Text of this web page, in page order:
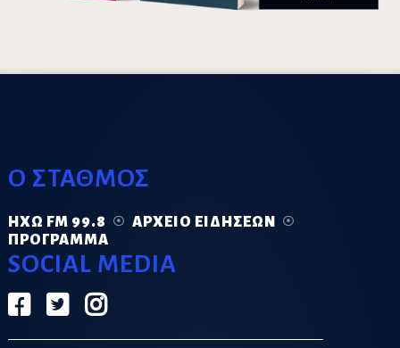
Ο ΣΤΑΘΜΟΣ
ΗΧΏ FM 99.8
ΑΡΧΕΊΟ ΕΙΔΉΣΕΩΝ
ΠΡΌΓΡΑΜΜΑ
SOCIAL MEDIA